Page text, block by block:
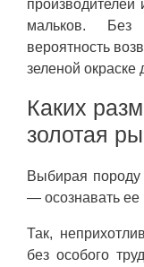
производителей
мальков. Без
вероятность
зеленой окраске
Каких
золотая
Выбирая
— осознавать ее
Так,
без особого